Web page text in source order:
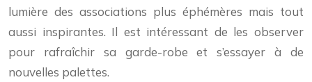
lumière des associations plus éphémères mais tout
aussi inspirantes. Il est intéressant de les observer
pour rafraîchir sa garde-robe et s’essayer à de
nouvelles palettes.